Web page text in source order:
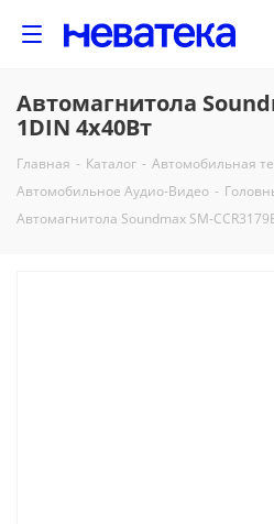
Автомагнитола
1DIN 4x40Вт
Главная - Каталог - Автомобильная
Автомобильное Аудио-Видео -
Автомагнитола Soundmax SM-